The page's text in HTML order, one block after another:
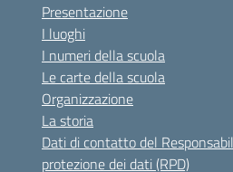
Presentazione
I luoghi
I numeri della scuola
Le carte della scuola
Organizzazione
La storia
Dati di contatto del
protezione dei dati (RPD)